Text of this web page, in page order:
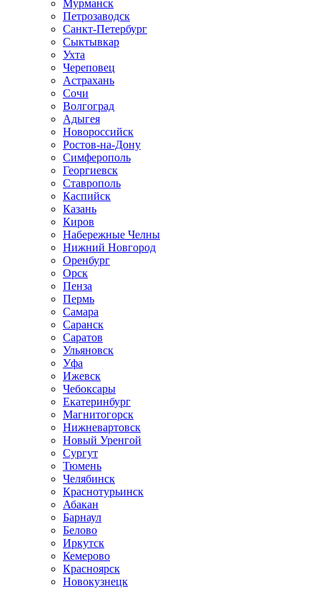
Мурманск
Петрозаводск
Санкт-Петербург
Сыктывкар
Ухта
Череповец
Астрахань
Сочи
Волгоград
Адыгея
Новороссийск
Ростов-на-Дону
Симферополь
Георгиевск
Ставрополь
Каспийск
Казань
Киров
Набережные Челны
Нижний Новгород
Оренбург
Орск
Пенза
Пермь
Самара
Саранск
Саратов
Ульяновск
Уфа
Ижевск
Чебоксары
Екатеринбург
Магнитогорск
Нижневартовск
Новый Уренгой
Сургут
Тюмень
Челябинск
Краснотурьинск
Абакан
Барнаул
Белово
Иркутск
Кемерово
Красноярск
Новокузнецк